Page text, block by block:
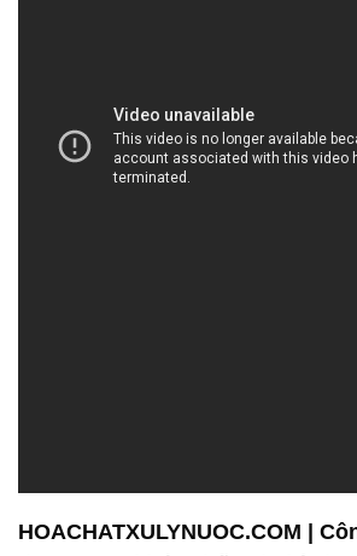
Công ty Hóa chất Đắc Trường
đến cho khách hàng những sản
cao và dịch vụ tư vấn hàng đầu